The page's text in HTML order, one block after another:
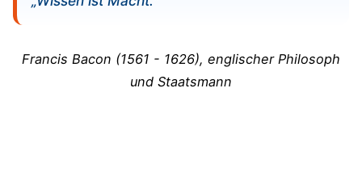
Wie kann KI zum besseren Lernen
Zeitmanagement und Planung beim Lernen
Tipps für effektives Zeitmanagement
Francis Bacon (1561 - 1626), englischer Philosoph
und Staatsmann